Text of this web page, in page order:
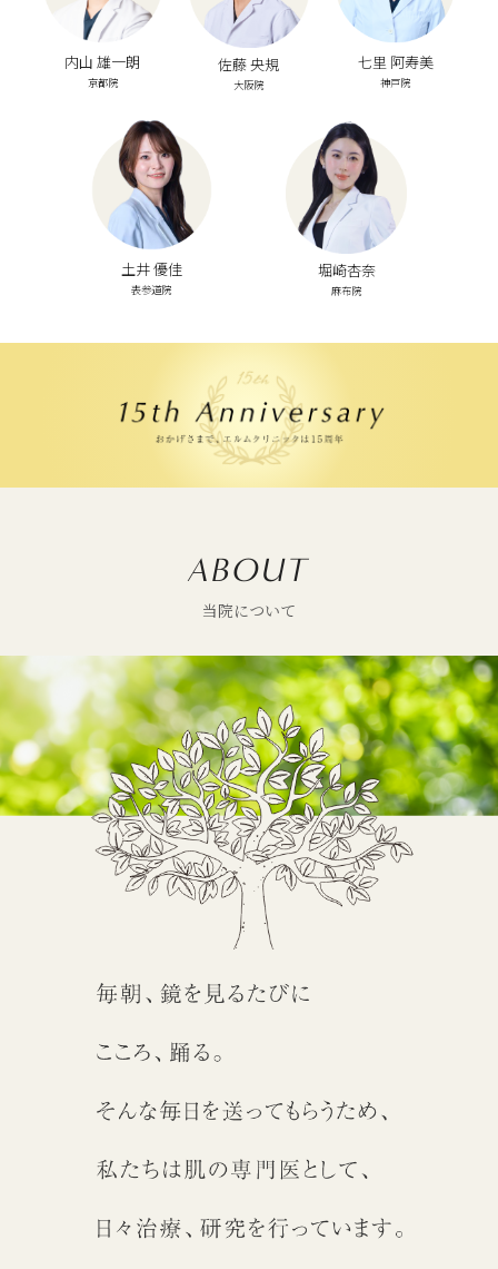
内山 雄一朗
京都院
佐藤 央規
大阪院
七里 阿寿美
神戸院
土井 優佳
表参道院
堀崎杏奈
麻布院
当院について